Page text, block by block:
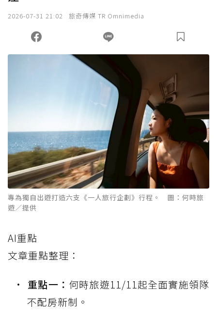
您當前剩餘 U 利點數：0點；前往 購買點數
2026-07-31 21:02 旅奇傳媒 TR Omnimedia
專為獨自出遊打造六支《一人旅行企劃》行程。 圖：何時旅
遊／提供
AI重點
文章重點整理：
重點一： 何時旅遊11/11起全面實施領隊
不配房新制。